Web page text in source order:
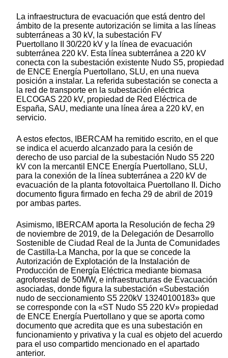
La infraestructura de evacuación que está dentro del
ámbito de la presente autorización se limita a las líneas
subterráneas a 30 kV, la subestación FV
Puertollano II 30/220 kV y la línea de evacuación
subterránea 220 kV. Esta línea subterránea a 220 kV
conecta con la subestación existente Nudo S5, propiedad
de ENCE Energía Puertollano, SLU, en una nueva
posición a instalar. La referida subestación se conecta a
la red de transporte en la subestación eléctrica
ELCOGAS 220 kV, propiedad de Red Eléctrica de
España, SAU, mediante una línea área a 220 kV, en
servicio.
A estos efectos, IBERCAM ha remitido escrito, en el que
se indica el acuerdo alcanzado para la cesión de
derecho de uso parcial de la subestación Nudo S5 220
kV con la mercantil ENCE Energía Puertollano, SLU,
para la conexión de la línea subterránea a 220 kV de
evacuación de la planta fotovoltaica Puertollano II. Dicho
documento figura firmado en fecha 29 de abril de 2019
por ambas partes.
Asimismo, IBERCAM aporta la Resolución de fecha 29
de noviembre de 2019, de la Delegación de Desarrollo
Sostenible de Ciudad Real de la Junta de Comunidades
de Castilla-La Mancha, por la que se concede la
Autorización de Explotación de la Instalación de
Producción de Energía Eléctrica mediante biomasa
agroforestal de 50MW, e infraestructuras de Evacuación
asociadas, donde figura la subestación «Subestación
nudo de seccionamiento S5 220kV 13240100183» que
se corresponde con la «ST Nudo S5 220 kV» propiedad
de ENCE Energía Puertollano y que se aporta como
documento que acredita que es una subestación en
funcionamiento y privativa y la cual es objeto del acuerdo
para el uso compartido mencionado en el apartado
anterior.